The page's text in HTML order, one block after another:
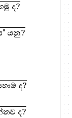
ද?
යනු?
ද?
ද?